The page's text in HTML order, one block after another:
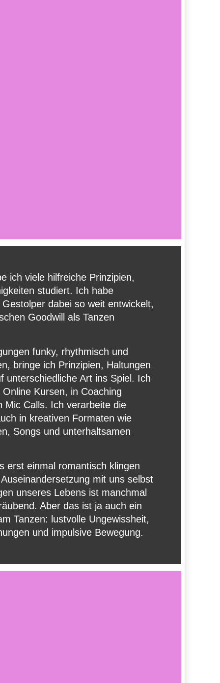
ich viele hilfreiche Prinzipien,
studiert. Ich habe
dabei so weit entwickelt,
Goodwill als Tanzen
funky, rhythmisch und
bringe ich Prinzipien, Haltungen
unterschiedliche Art ins Spiel. Ich
Kursen, in Coaching
Mic Calls. Ich verarbeite die
in kreativen Formaten wie
Songs und unterhaltsamen
erst einmal romantisch klingen
mit uns selbst
unseres Lebens ist manchmal
Aber das ist ja auch ein
Tanzen: lustvolle Ungewissheit,
und impulsive Bewegung.